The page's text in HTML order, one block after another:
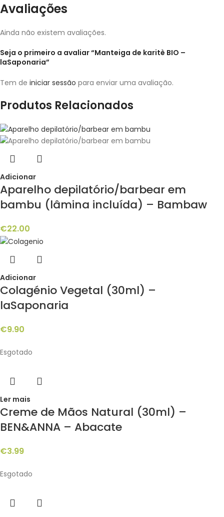
Avaliações
Ainda não existem avaliações.
Seja o primeiro a avaliar “Manteiga de karitè BIO –
laSaponaria”
Tem de iniciar sessão para enviar uma avaliação.
Produtos Relacionados
Adicionar
Aparelho depilatório/barbear em
bambu (lâmina incluída) – Bambaw
€22.00
Adicionar
Colagénio Vegetal (30ml) –
laSaponaria
€9.90
Esgotado
Ler mais
Creme de Mãos Natural (30ml) –
BEN&ANNA – Abacate
€3.99
Esgotado